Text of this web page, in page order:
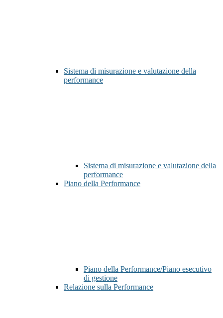
Sistema di misurazione e valutazione della
performance
Sistema di misurazione e valutazione della
performance
Piano della Performance
Piano della Performance/Piano esecutivo
di gestione
Relazione sulla Performance